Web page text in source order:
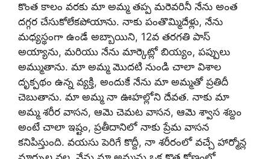
కొంత కాలం వరకు మా అమ్మ తప్ప మరెవరినీ నేను అంత
దగ్గర చేసుకోలేకపోయాను. నాకు పంతొమ్మిదేళ్లు, నేను
మధ్యస్థంగా ఉండే అబ్బాయిని, 12వ తరగతి పాస్
అయ్యాను, మరియు నేను మార్కెట్లో బియ్యం, పప్పులు
అమ్ముతాను. మా అమ్మ మొదటి నుండి చాలా విశాల
దృక్పథం ఉన్న వ్యక్తి, అందుకే నేను మా అమ్మతో ప్రతిదీ
చెబుతాను. మా అమ్మ నా ఊహల్లోని దేవత. నాకు మా
అమ్మ శరీర వాసన, ఆమె చెమట వాసన, ఆమె శ్వాస శబ్దం
అంటే చాలా ఇష్టం, ప్రతీదానిలో నాకు ప్రేమ వాసన
కనిపిస్తుంది. వయసు పెరిగే కొద్దీ, నా శరీరంలో వచ్చే హార్మోన్ల